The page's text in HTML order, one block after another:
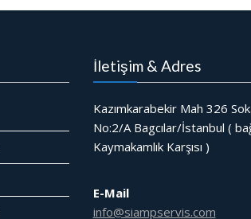
İletişim & Adres
Kazımkarabekir Mah 326
No:2/A Bagcılar/İstanbul (
Kaymakamlık Karşısı )
E-Mail
info@siampservis.com